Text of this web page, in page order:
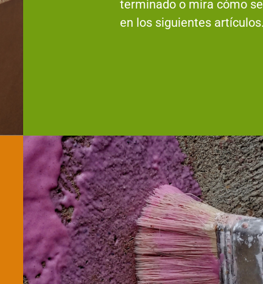
terminado o mira cómo
en los siguientes artículos.